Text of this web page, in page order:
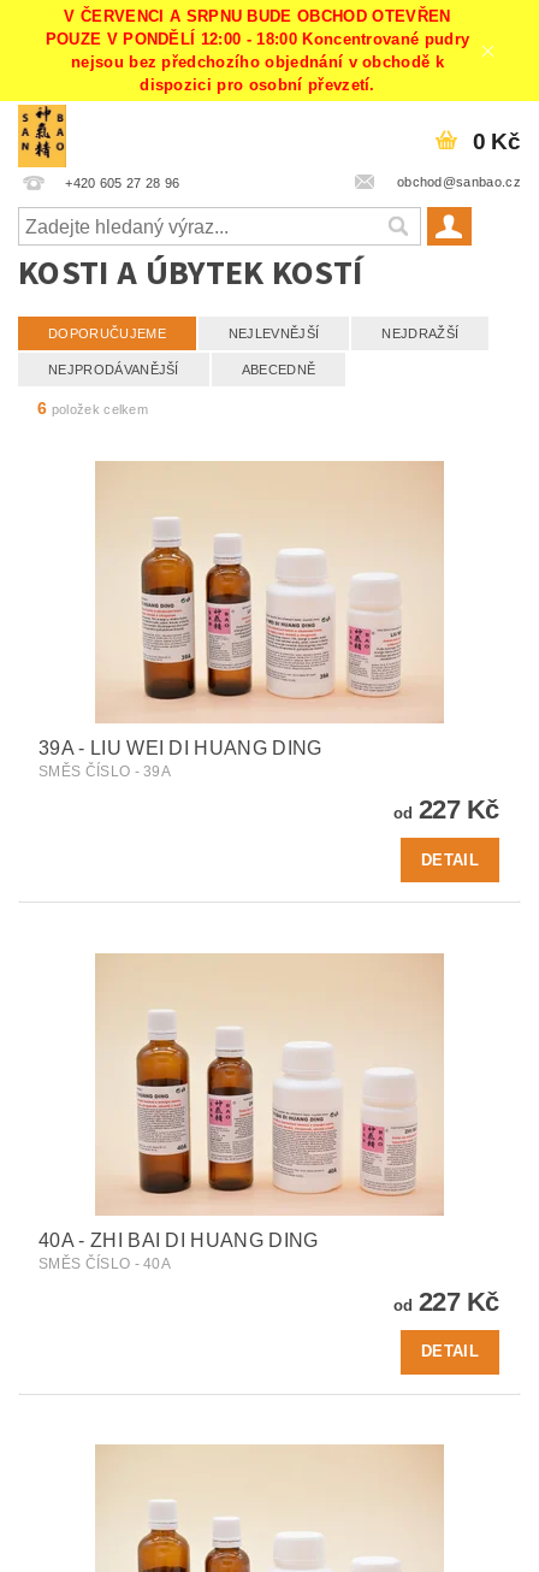
V ČERVENCI A SRPNU BUDE OBCHOD OTEVŘEN
POUZE V PONDĚLÍ 12:00 - 18:00 Koncentrované pudry
nejsou bez předchozího objednání v obchodě k
dispozici pro osobní převzetí.
+420 605 27 28 96 obchod@sanbao.cz
0 Kč
KOSTI A ÚBYTEK KOSTÍ
DOPORUČUJEME NEJLEVNĚJŠÍ NEJDRAŽŠÍ
NEJPRODÁVANĚJŠÍ ABECEDNĚ
6 položek celkem
39A - LIU WEI DI HUANG DING
SMĚS ČÍSLO - 39A
od 227 Kč
DETAIL
40A - ZHI BAI DI HUANG DING
SMĚS ČÍSLO - 40A
od 227 Kč
DETAIL